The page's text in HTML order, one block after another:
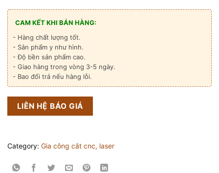
CAM KẾT KHI BÁN HÀNG:
- Hàng chất lượng tốt.
- Sản phẩm y như hình.
- Độ bền sản phẩm cao.
- Giao hàng trong vòng 3-5 ngày.
- Bao đổi trả nếu hàng lỗi.
LIÊN HỆ BÁO GIÁ
Category: Gia công cắt cnc, laser